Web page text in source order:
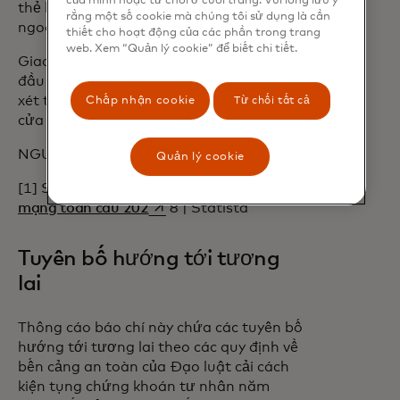
thẻ bị xâm nhập, so với cùng kỳ năm
ngoái.
Giao dịch, dự kiến sẽ kết thúc vào quý
đầu tiên của năm 2025, phải được xem
xét theo quy định và các điều kiện đóng
cửa thông thường khác.
NGUỒN
[1] Statista: Chi
mạng toàn cầu 202opens in a new tab
8 | Statista
Tuyên bố hướng tới tương
lai
Thông cáo báo chí này chứa các tuyên bố
hướng tới tương lai theo các quy định về
bến cảng an toàn của Đạo luật cải cách
kiện tụng chứng khoán tư nhân năm
rằng một số cookie mà chúng tôi sử dụng là cần
thiết cho hoạt động của các phần trong trang
web. Xem “Quản lý cookie” để biết chi tiết.
Chấp nhận cookie Từ chối tất cả
Quản lý cookie